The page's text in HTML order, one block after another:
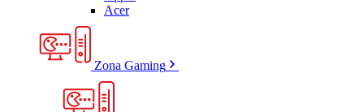
Acer
Zona Gaming